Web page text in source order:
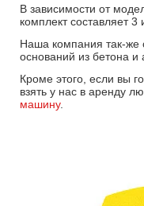
В зависимости от
комплект составляет 3
Наша компания так-же
оснований из бетона и
Кроме этого, если вы
взять у нас в аренду
машину.